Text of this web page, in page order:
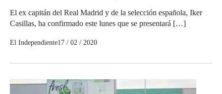
El ex capitán del Real Madrid y de la selección española, Iker
Casillas, ha confirmado este lunes que se presentará […]
El Independiente17 / 02 / 2020